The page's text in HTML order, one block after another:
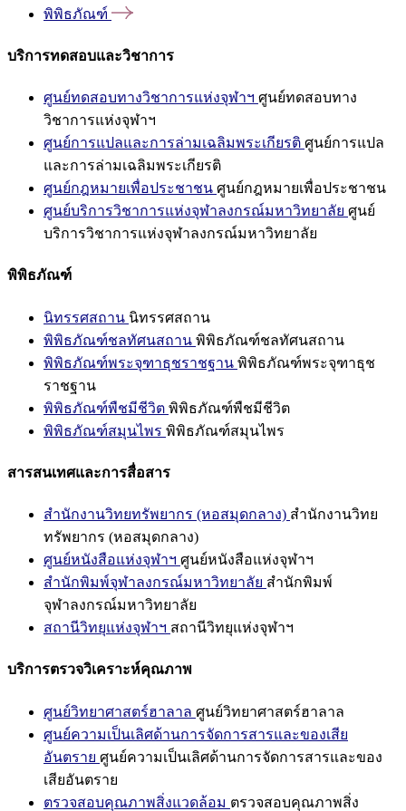
พิพิธภัณฑ์
บริการทดสอบและวิชาการ
ศูนย์ทดสอบทางวิชาการแห่งจุฬาฯ ศูนย์ทดสอบทาง
วิชาการแห่งจุฬาฯ
ศูนย์การแปลและการล่ามเฉลิมพระเกียรติ ศูนย์การแปล
และการล่ามเฉลิมพระเกียรติ
ศูนย์กฎหมายเพื่อประชาชน ศูนย์กฎหมายเพื่อประชาชน
ศูนย์บริการวิชาการแห่งจุฬาลงกรณ์มหาวิทยาลัย ศูนย์
บริการวิชาการแห่งจุฬาลงกรณ์มหาวิทยาลัย
พิพิธภัณฑ์
นิทรรศสถาน นิทรรศสถาน
พิพิธภัณฑ์ชลทัศนสถาน พิพิธภัณฑ์ชลทัศนสถาน
พิพิธภัณฑ์พระจุฑาธุชราชฐาน พิพิธภัณฑ์พระจุฑาธุช
ราชฐาน
พิพิธภัณฑ์พืชมีชีวิต พิพิธภัณฑ์พืชมีชีวิต
พิพิธภัณฑ์สมุนไพร พิพิธภัณฑ์สมุนไพร
สารสนเทศและการสื่อสาร
สำนักงานวิทยทรัพยากร (หอสมุดกลาง) สำนักงานวิทย
ทรัพยากร (หอสมุดกลาง)
ศูนย์หนังสือแห่งจุฬาฯ ศูนย์หนังสือแห่งจุฬาฯ
สำนักพิมพ์จุฬาลงกรณ์มหาวิทยาลัย สำนักพิมพ์
จุฬาลงกรณ์มหาวิทยาลัย
สถานีวิทยุแห่งจุฬาฯ สถานีวิทยุแห่งจุฬาฯ
บริการตรวจวิเคราะห์คุณภาพ
ศูนย์วิทยาศาสตร์ฮาลาล ศูนย์วิทยาศาสตร์ฮาลาล
ศูนย์ความเป็นเลิศด้านการจัดการสารและของเสีย
อันตราย ศูนย์ความเป็นเลิศด้านการจัดการสารและของ
เสียอันตราย
ตรวจสอบคุณภาพสิ่งแวดล้อม ตรวจสอบคุณภาพสิ่ง